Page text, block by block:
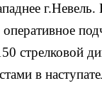
стрелковой
в